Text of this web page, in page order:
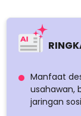
Manfaat
usahawan,
jaringan